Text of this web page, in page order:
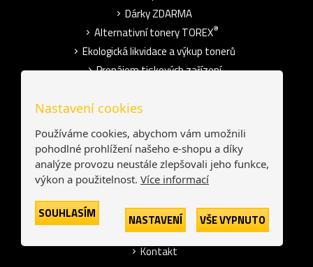
Dárky ZDARMA
Alternativní tonery TOREX®
Ekologická likvidace a výkup tonerů
Pronájem tiskových zařízení
O společnosti
Kdo jsme?
Používání cookies
Obchodní podmínky
Pro média
Kontakt
Nastavení cookies
Používáme cookies, abychom vám umožnili
pohodlné prohlížení našeho e-shopu a díky
analýze provozu neustále zlepšovali jeho funkce,
výkon a použitelnost. Více informací
SOUHLASÍM NASTAVENÍ VŠE VYPNUTO